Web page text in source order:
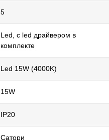
5
Led, с led драйвером в
комплекте
Led 15W (4000K)
15W
IP20
Сатори